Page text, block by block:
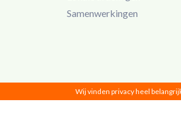
Samenwerkingen
Wij vinden privacy heel